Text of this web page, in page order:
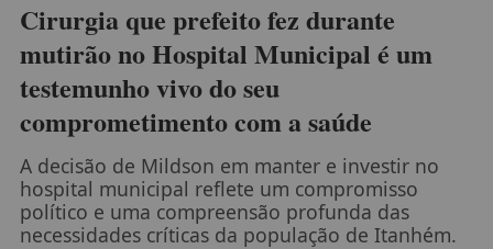
Cirurgia que prefeito fez durante
mutirão no Hospital Municipal é um
testemunho vivo do seu
comprometimento com a saúde
A decisão de Mildson em manter e investir no
hospital municipal reflete um compromisso
político e uma compreensão profunda das
necessidades críticas da população de Itanhém.